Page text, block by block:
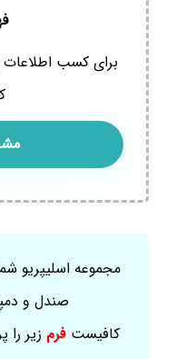
برای کسب اطلاعات
مجموعه اسلیپریو
صندل و
کافیستفرم زیر را